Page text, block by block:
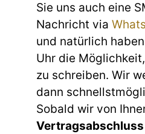
Sie uns auch eine
Nachricht via
und natürlich
Uhr die
zu schreiben. Wir
dann
Sobald wir von
Vertragsabschluss